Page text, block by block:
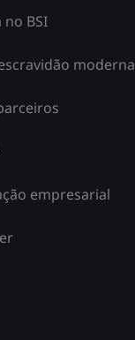
no BSI
moderna
empresarial